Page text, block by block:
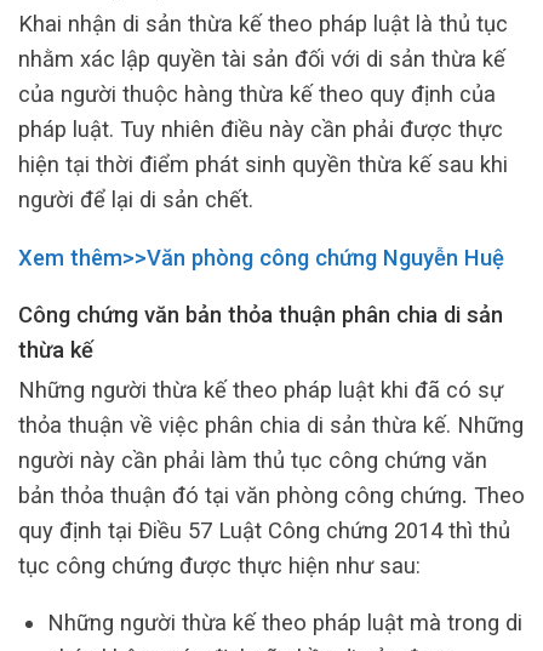
Khai nhận di sản thừa kế theo pháp luật là thủ tục
nhằm xác lập quyền tài sản đối với di sản thừa kế
của người thuộc hàng thừa kế theo quy định của
pháp luật. Tuy nhiên điều này cần phải được thực
hiện tại thời điểm phát sinh quyền thừa kế sau khi
người để lại di sản chết.
Xem thêm>>Văn phòng công chứng Nguyễn Huệ
Công chứng văn bản thỏa thuận phân chia di sản
thừa kế
Những người thừa kế theo pháp luật khi đã có sự
thỏa thuận về việc phân chia di sản thừa kế. Những
người này cần phải làm thủ tục công chứng văn
bản thỏa thuận đó tại văn phòng công chứng. Theo
quy định tại Điều 57 Luật Công chứng 2014 thì thủ
tục công chứng được thực hiện như sau:
Những người thừa kế theo pháp luật mà trong di